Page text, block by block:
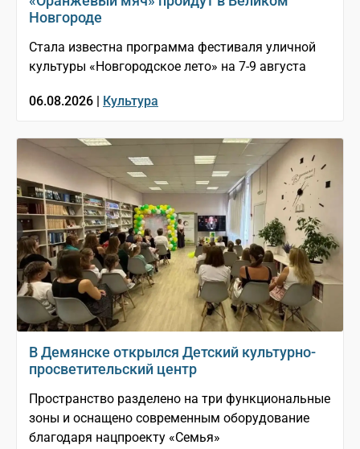
Новгороде
Стала известна программа фестиваля уличной
культуры «Новгородское лето» на 7-9 августа
06.08.2026 | Культура
В Демянске открылся Детский культурно-
просветительский центр
Пространство разделено на три функциональные
зоны и оснащено современным оборудование
благодаря нацпроекту «Семья»